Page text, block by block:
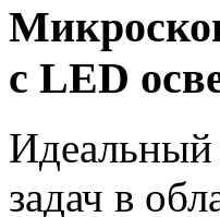
с LED
Идеальный
задач в